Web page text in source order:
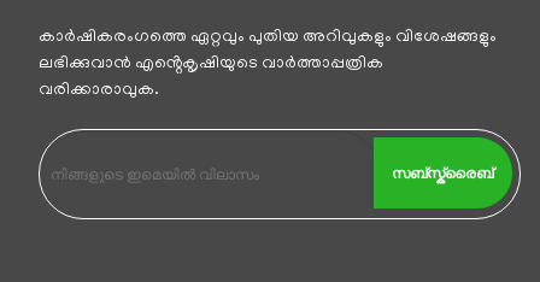
കാര്‍ഷികരംഗത്തെ ഏറ്റവും പുതിയ അറിവുകളും വിശേഷങ്ങളും
ലഭിക്കുവാന്‍ എൻ്റെകൃഷിയുടെ വാര്‍ത്താപ്പത്രിക
വരിക്കാരാവുക.
സബ്സ്ക്രൈബ്